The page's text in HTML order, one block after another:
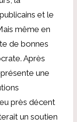
et le
même en
de bonnes
Après
une
près décent
un soutien